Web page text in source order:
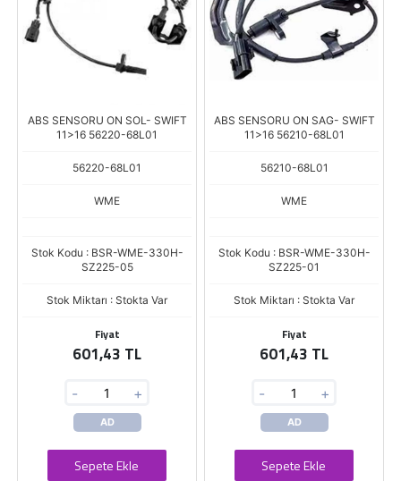
ABS SENSORU ON SOL- SWIFT
11>16 56220-68L01
56220-68L01
WME
Stok Kodu : BSR-WME-330H-
SZ225-05
Stok Miktarı : Stokta Var
Fiyat
601,43 TL
- +
AD
Sepete Ekle
ABS SENSORU ON SAG- SWIFT
11>16 56210-68L01
56210-68L01
WME
Stok Kodu : BSR-WME-330H-
SZ225-01
Stok Miktarı : Stokta Var
Fiyat
601,43 TL
- +
AD
Sepete Ekle